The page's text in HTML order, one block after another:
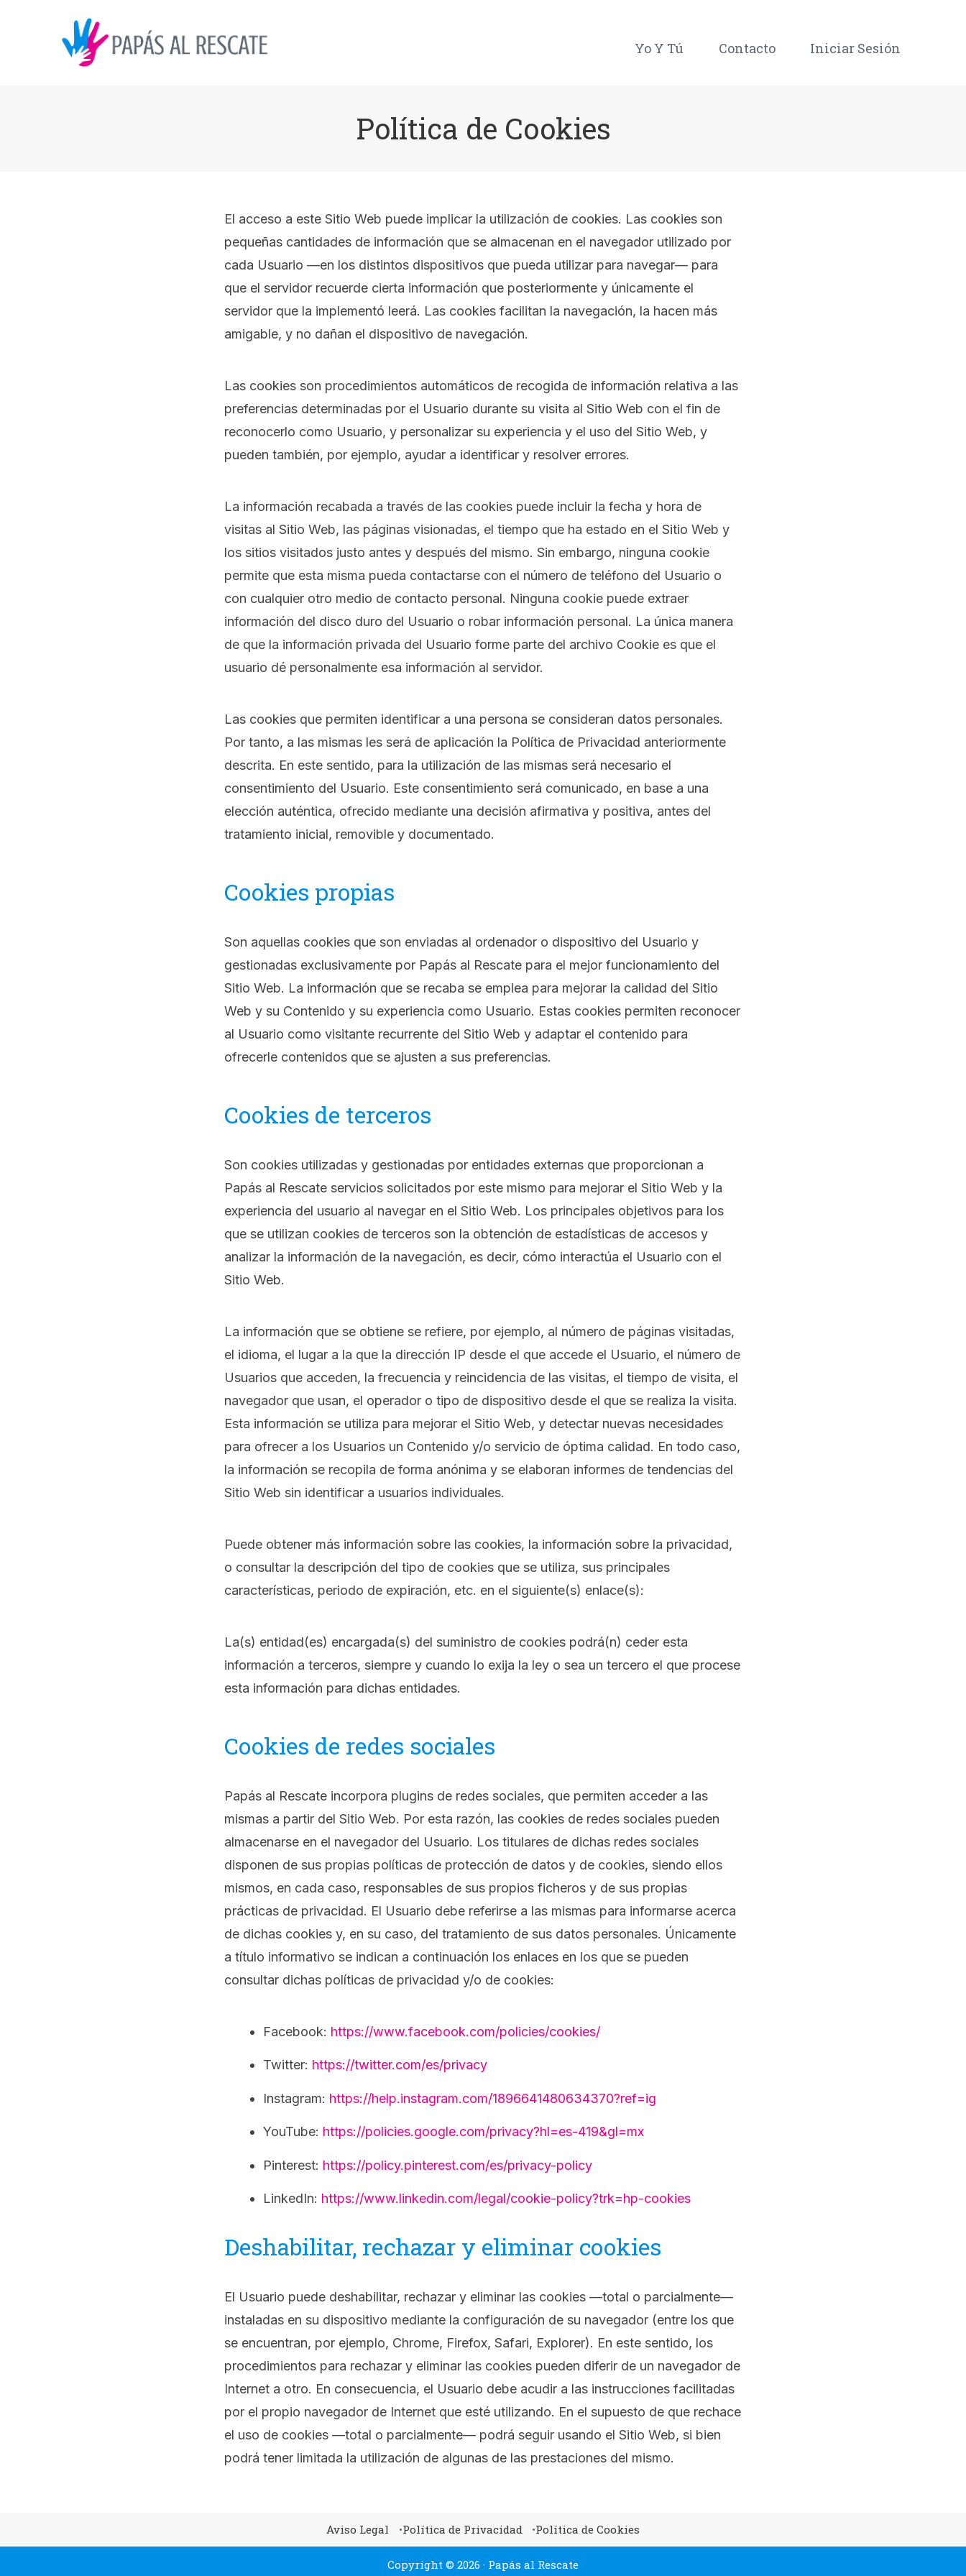
Yo Y Tú Contacto Iniciar Sesión
Política de Cookies
El acceso a este Sitio Web puede implicar la utilización de cookies. Las cookies son
pequeñas cantidades de información que se almacenan en el navegador utilizado por
cada Usuario —en los distintos dispositivos que pueda utilizar para navegar— para
que el servidor recuerde cierta información que posteriormente y únicamente el
servidor que la implementó leerá. Las cookies facilitan la navegación, la hacen más
amigable, y no dañan el dispositivo de navegación.
Las cookies son procedimientos automáticos de recogida de información relativa a las
preferencias determinadas por el Usuario durante su visita al Sitio Web con el fin de
reconocerlo como Usuario, y personalizar su experiencia y el uso del Sitio Web, y
pueden también, por ejemplo, ayudar a identificar y resolver errores.
La información recabada a través de las cookies puede incluir la fecha y hora de
visitas al Sitio Web, las páginas visionadas, el tiempo que ha estado en el Sitio Web y
los sitios visitados justo antes y después del mismo. Sin embargo, ninguna cookie
permite que esta misma pueda contactarse con el número de teléfono del Usuario o
con cualquier otro medio de contacto personal. Ninguna cookie puede extraer
información del disco duro del Usuario o robar información personal. La única manera
de que la información privada del Usuario forme parte del archivo Cookie es que el
usuario dé personalmente esa información al servidor.
Las cookies que permiten identificar a una persona se consideran datos personales.
Por tanto, a las mismas les será de aplicación la Política de Privacidad anteriormente
descrita. En este sentido, para la utilización de las mismas será necesario el
consentimiento del Usuario. Este consentimiento será comunicado, en base a una
elección auténtica, ofrecido mediante una decisión afirmativa y positiva, antes del
tratamiento inicial, removible y documentado.
Cookies propias
Son aquellas cookies que son enviadas al ordenador o dispositivo del Usuario y
gestionadas exclusivamente por Papás al Rescate para el mejor funcionamiento del
Sitio Web. La información que se recaba se emplea para mejorar la calidad del Sitio
Web y su Contenido y su experiencia como Usuario. Estas cookies permiten reconocer
al Usuario como visitante recurrente del Sitio Web y adaptar el contenido para
ofrecerle contenidos que se ajusten a sus preferencias.
Cookies de terceros
Son cookies utilizadas y gestionadas por entidades externas que proporcionan a
Papás al Rescate servicios solicitados por este mismo para mejorar el Sitio Web y la
experiencia del usuario al navegar en el Sitio Web. Los principales objetivos para los
que se utilizan cookies de terceros son la obtención de estadísticas de accesos y
analizar la información de la navegación, es decir, cómo interactúa el Usuario con el
Sitio Web.
La información que se obtiene se refiere, por ejemplo, al número de páginas visitadas,
el idioma, el lugar a la que la dirección IP desde el que accede el Usuario, el número de
Usuarios que acceden, la frecuencia y reincidencia de las visitas, el tiempo de visita, el
navegador que usan, el operador o tipo de dispositivo desde el que se realiza la visita.
Esta información se utiliza para mejorar el Sitio Web, y detectar nuevas necesidades
para ofrecer a los Usuarios un Contenido y/o servicio de óptima calidad. En todo caso,
la información se recopila de forma anónima y se elaboran informes de tendencias del
Sitio Web sin identificar a usuarios individuales.
Puede obtener más información sobre las cookies, la información sobre la privacidad,
o consultar la descripción del tipo de cookies que se utiliza, sus principales
características, periodo de expiración, etc. en el siguiente(s) enlace(s):
La(s) entidad(es) encargada(s) del suministro de cookies podrá(n) ceder esta
información a terceros, siempre y cuando lo exija la ley o sea un tercero el que procese
esta información para dichas entidades.
Cookies de redes sociales
Papás al Rescate incorpora plugins de redes sociales, que permiten acceder a las
mismas a partir del Sitio Web. Por esta razón, las cookies de redes sociales pueden
almacenarse en el navegador del Usuario. Los titulares de dichas redes sociales
disponen de sus propias políticas de protección de datos y de cookies, siendo ellos
mismos, en cada caso, responsables de sus propios ficheros y de sus propias
prácticas de privacidad. El Usuario debe referirse a las mismas para informarse acerca
de dichas cookies y, en su caso, del tratamiento de sus datos personales. Únicamente
a título informativo se indican a continuación los enlaces en los que se pueden
consultar dichas políticas de privacidad y/o de cookies:
Facebook: https://www.facebook.com/policies/cookies/
Twitter: https://twitter.com/es/privacy
Instagram: https://help.instagram.com/1896641480634370?ref=ig
YouTube: https://policies.google.com/privacy?hl=es-419&gl=mx
Pinterest: https://policy.pinterest.com/es/privacy-policy
LinkedIn: https://www.linkedin.com/legal/cookie-policy?trk=hp-cookies
Deshabilitar, rechazar y eliminar cookies
El Usuario puede deshabilitar, rechazar y eliminar las cookies —total o parcialmente—
instaladas en su dispositivo mediante la configuración de su navegador (entre los que
se encuentran, por ejemplo, Chrome, Firefox, Safari, Explorer). En este sentido, los
procedimientos para rechazar y eliminar las cookies pueden diferir de un navegador de
Internet a otro. En consecuencia, el Usuario debe acudir a las instrucciones facilitadas
por el propio navegador de Internet que esté utilizando. En el supuesto de que rechace
el uso de cookies —total o parcialmente— podrá seguir usando el Sitio Web, si bien
podrá tener limitada la utilización de algunas de las prestaciones del mismo.
Aviso Legal Política de Privacidad Política de Cookies
Copyright © 2026 · Papás al Rescate